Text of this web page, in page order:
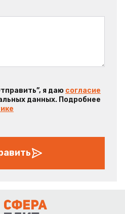
я даю согласие
данных. Подробнее